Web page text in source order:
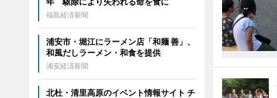
福島経済新聞
浦安市・堀江にラーメン店「和麺 善」、
和風だしラーメン・和食を提供
浦安経済新聞
北杜・清里高原のイベント情報サイト チ